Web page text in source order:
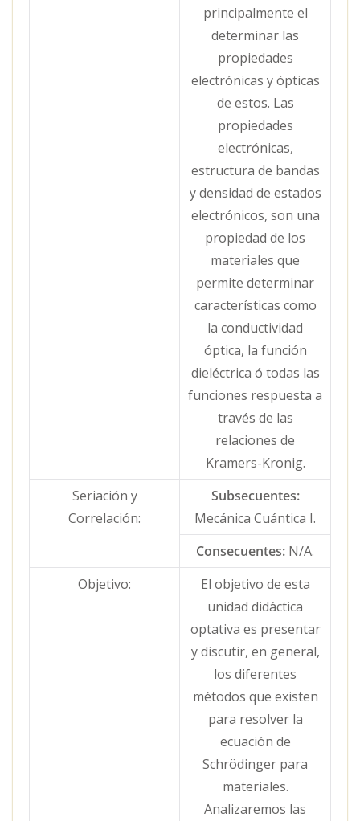
principalmente el
determinar las
propiedades
electrónicas y ópticas
de estos. Las
propiedades
electrónicas,
estructura de bandas
y densidad de estados
electrónicos, son una
propiedad de los
materiales que
permite determinar
características como
la conductividad
óptica, la función
dieléctrica ó todas las
funciones respuesta a
través de las
relaciones de
Kramers-Kronig.
Seriación y
Correlación:
Subsecuentes:
Mecánica Cuántica I.
Consecuentes: N/A.
Objetivo:
El objetivo de esta
unidad didáctica
optativa es presentar
y discutir, en general,
los diferentes
métodos que existen
para resolver la
ecuación de
Schrödinger para
materiales.
Analizaremos las